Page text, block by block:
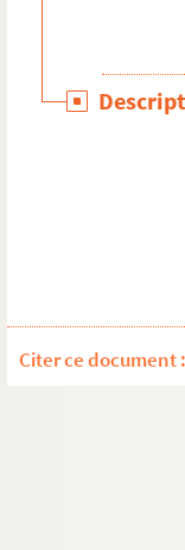
de Saône-et-Loire
des finances
ministre de
à Paris
chimiste et industriel,
de la chambre
à Plancher-Bas
Citer ce document :